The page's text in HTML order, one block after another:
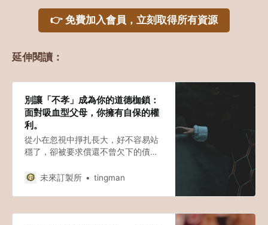
👉 免費加入會員，立刻取得所有資源
延伸閱讀：
別讓「不孝」成為你的道德枷鎖：
面對吸血型父母，你擁有自保的權
利。
從小在忽視中掙扎長大，好不容易站
穩了，卻被要求償還不曾欠下的債？
從神經科學看恐懼，從法律看權利，
防火牆。
未來訂製所 tingman